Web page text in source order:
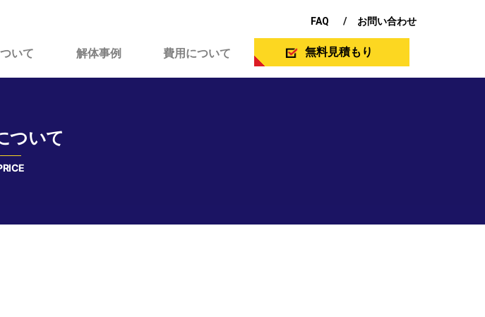
いて 解体事例 費用について
FAQ お問い合わせ
無料見積もり
ついて